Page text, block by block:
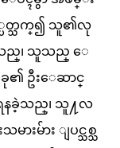
ပတ္သက္၍ သူ၏လု
သည္၊ သူသည္ ေ
ခု၏ ဦးေဆာင္
နခဲ့သည္၊ သူ႔လ
းမ်ား ျပင္သစ္သ